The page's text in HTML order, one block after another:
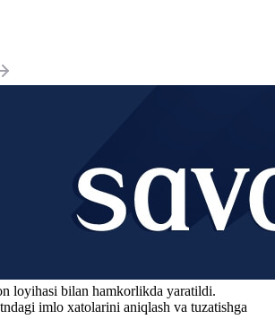
loyihasi bilan hamkorlikda yaratildi.
imlo xatolarini aniqlash va tuzatishga